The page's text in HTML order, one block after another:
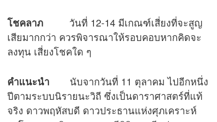
โชคลาภ วันที่ 12-14 มีเกณฑ์เสี่ยงที่จะสูญ
เสียมากกว่า ควรพิจารณาให้รอบคอบหากคิดจะ
ลงทุน เสี่ยงโชคใด ๆ
คำแนะนำ นับจากวันที่ 11 ตุลาคม ไปอีกหนึ่ง
ปีตามระบบนิรายนะวิถี ซึ่งเป็นดาราศาสตร์ที่แท้
จริง ดาวพฤหัสบดี ดาวประธานแห่งศุภเคราะห์